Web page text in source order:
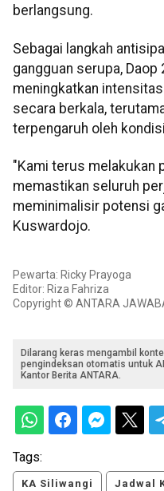
berlangsung.
Sebagai langkah
gangguan serupa, Daop
meningkatkan
secara berkala,
terpengaruh oleh
"Kami terus melakukan
memastikan seluruh
meminimalisir potensi
Kuswardojo.
Pewarta: Ricky Prayoga
Editor: Riza Fahriza
Copyright © ANTARA
Dilarang keras mengambil
pengindeksan otomatis untuk
Kantor Berita ANTARA.
Tags:
KA Siliwangi Jadwal